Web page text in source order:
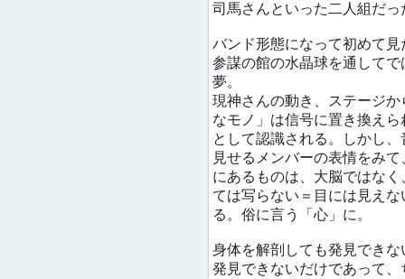
司馬さんといった二人組だっ
バンド形態になって初めて見
参謀の館の水晶球を通して
夢。
現神さんの動き、ステージ
なモノ」は信号に置き換え
として認識される。しかし
見せるメンバーの表情をみ
にあるものは、大脳ではな
ては写らない＝目には見え
る。俗に言う「心」に。
身体を解剖しても発見でき
発見できないだけであって